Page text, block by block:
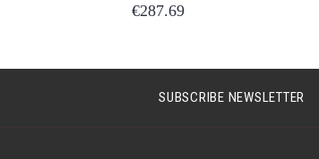
€4,732.88
SUBSCRIBE NEWSLETTER